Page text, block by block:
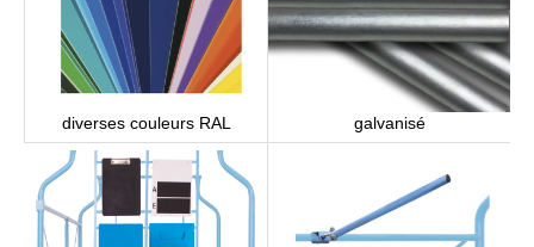
diverses couleurs RAL galvanisé